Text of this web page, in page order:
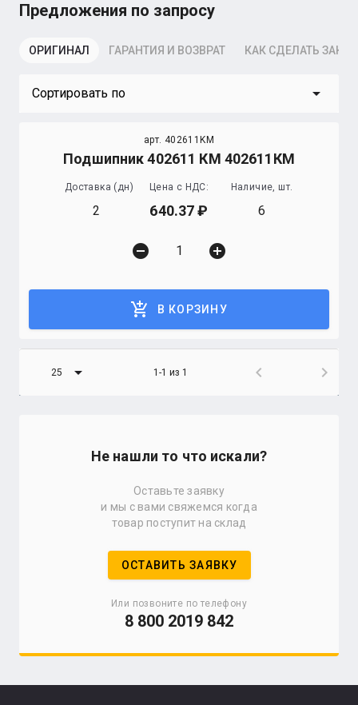
Предложения по запросу
ОРИГИНАЛ ГАРАНТИЯ И ВОЗВРАТ КАК СДЕЛАТЬ
Сортировать по arrow_drop_down
арт. 402611KM
Подшипник 402611 КМ 402611КМ
Доставка (дн)
2
Цена с НДС:
640.37
Наличие, шт.
6
remove_circle add_circle
add_shopping_cart В КОРЗИНУ
25 arrow_drop_down 1-1 из 1 chevron_left chevron_right
Не нашли то что искали?
Оставьте заявку
и мы с вами свяжемся когда
товар поступит на склад
ОСТАВИТЬ ЗАЯВКУ
Или позвоните по телефону
8 800 2019 842